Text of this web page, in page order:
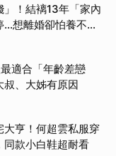
！結褵13年「家內
想離婚卻怕養不活
適合「年齡差戀
、大姊有原因
大亨！何超雲私服穿
同款小白鞋超耐看